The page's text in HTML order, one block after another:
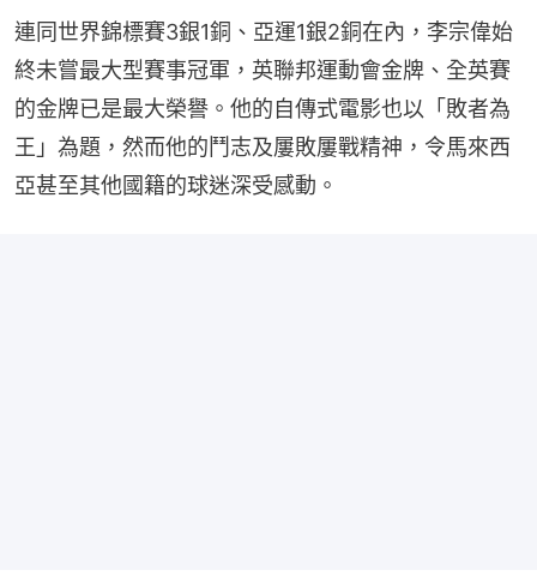
連同世界錦標賽3銀1銅、亞運1銀2銅在內，李宗偉始
終未嘗最大型賽事冠軍，英聯邦運動會金牌、全英賽
的金牌已是最大榮譽。他的自傳式電影也以「敗者為
王」為題，然而他的鬥志及屢敗屢戰精神，令馬來西
亞甚至其他國籍的球迷深受感動。